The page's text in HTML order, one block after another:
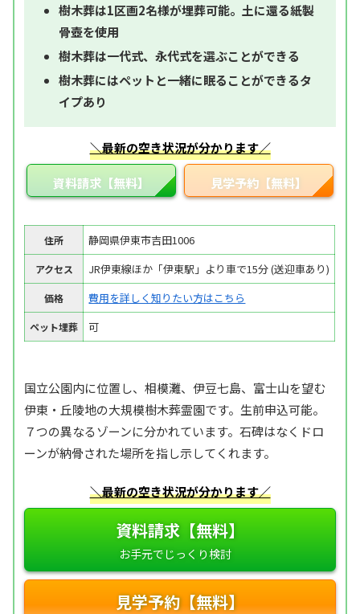
樹木葬は1区画2名様が埋葬可能。土に還る紙製
骨壺を使用
樹木葬は一代式、永代式を選ぶことができる
樹木葬にはペットと一緒に眠ることができるタ
イプあり
＼最新の空き状況が分かります／
資料請求【無料】 見学予約【無料】
住所 静岡県伊東市吉田1006
アクセス JR伊東線ほか「伊東駅」より車で15分 (送迎車あり)
価格 費用を詳しく知りたい方はこちら
ペット埋葬 可
国立公園内に位置し、相模灘、伊豆七島、富士山を望む
伊東・丘陵地の大規模樹木葬霊園です。生前申込可能。
７つの異なるゾーンに分かれています。石碑はなくドロ
ーンが納骨された場所を指し示してくれます。
＼最新の空き状況が分かります／
資料請求【無料】
見学予約【無料】